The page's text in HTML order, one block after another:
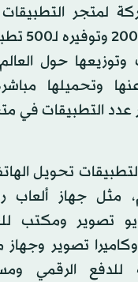
(تموز) من
حول
وتحميلها
التطبيقات في
تحويل
مثل جهاز
تصوير ومكتب
تصوير وجهاز
للدفع الرقمي